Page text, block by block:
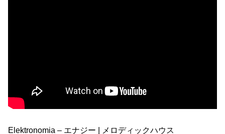
Elektronomia – エナジー | メロディックハウス